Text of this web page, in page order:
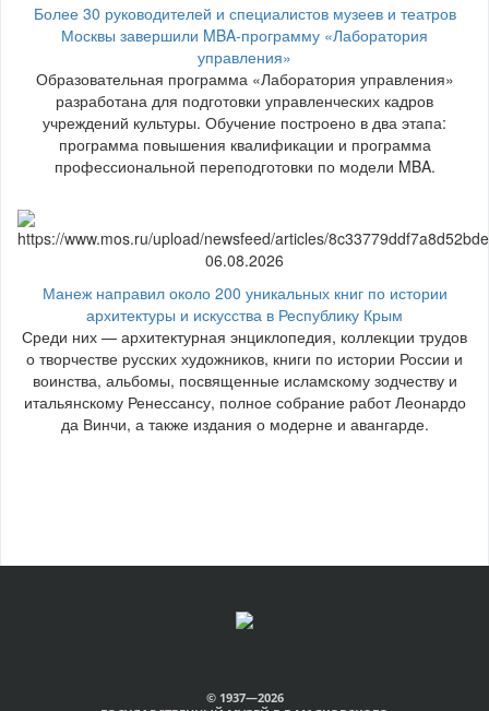
Более 30 руководителей и специалистов музеев и театров
Москвы завершили MBA-программу «Лаборатория
управления»
Образовательная программа «Лаборатория управления»
разработана для подготовки управленческих кадров
учреждений культуры. Обучение построено в два этапа:
программа повышения квалификации и программа
профессиональной переподготовки по модели MBA.
06.08.2026
Манеж направил около 200 уникальных книг по истории
архитектуры и искусства в Республику Крым
Среди них — архитектурная энциклопедия, коллекции трудов
о творчестве русских художников, книги по истории России и
воинства, альбомы, посвященные исламскому зодчеству и
итальянскому Ренессансу, полное собрание работ Леонардо
да Винчи, а также издания о модерне и авангарде.
© 1937—2026